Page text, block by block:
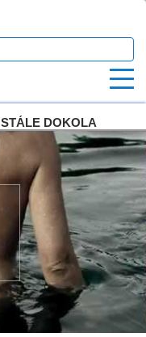
STÁLE DOKOLA